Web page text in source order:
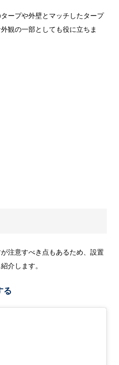
ープや外壁とマッチしたタープ
観の一部としても役に立ちま
注意すべき点もあるため、設置
介します。
る